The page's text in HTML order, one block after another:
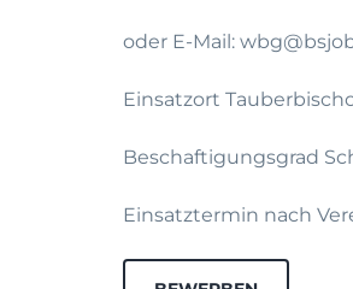
oder E-Mail:
Einsatzort
Beschaftigungsgrad
Einsatztermin nach